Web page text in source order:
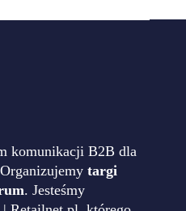
komunikacji B2B dla
targi
. Jesteśmy